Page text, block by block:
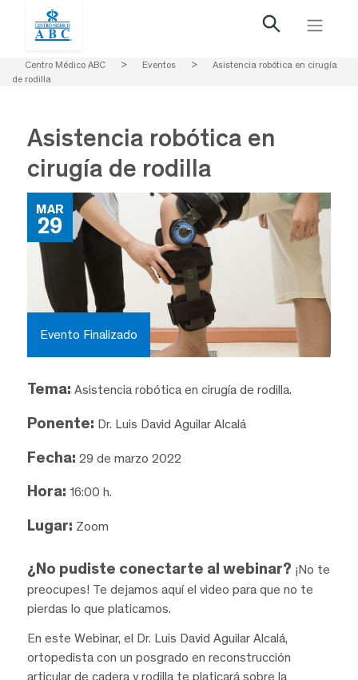
Centro Médico ABC > Eventos >
Asistencia robótica en cirugía
de rodilla
Asistencia robótica en
cirugía de rodilla
MAR
29
Evento Finalizado
Tema: Asistencia robótica en cirugía de rodilla.
Ponente: Dr. Luis David Aguilar Alcalá
Fecha: 29 de marzo 2022
Hora: 16:00 h.
Lugar: Zoom
¿No pudiste conectarte al webinar? ¡No te
preocupes! Te dejamos aquí el video para que no te
pierdas lo que platicamos.
En este Webinar, el Dr. Luis David Aguilar Alcalá,
ortopedista con un posgrado en reconstrucción
articular de cadera y rodilla te platicará sobre la